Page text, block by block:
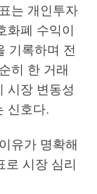
는 개인투자
화폐 수익이
기록하며 전
히 한 거래
시장 변동성
신호다.
유가 명확해
로 시장 심리